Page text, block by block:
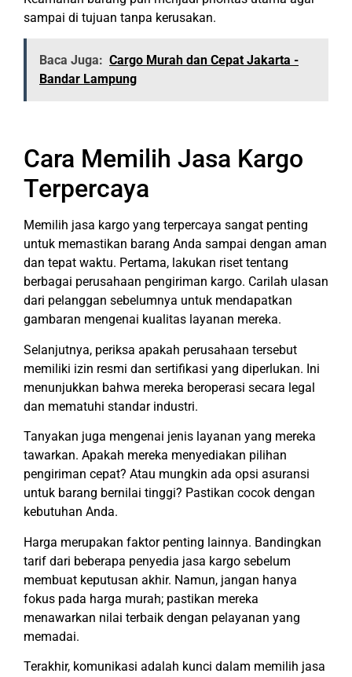
sampai di tujuan tanpa kerusakan.
Baca Juga: Cargo Murah dan Cepat Jakarta -
Bandar Lampung
Cara Memilih Jasa Kargo
Terpercaya
Memilih jasa kargo yang terpercaya sangat penting
untuk memastikan barang Anda sampai dengan aman
dan tepat waktu. Pertama, lakukan riset tentang
berbagai perusahaan pengiriman kargo. Carilah ulasan
dari pelanggan sebelumnya untuk mendapatkan
gambaran mengenai kualitas layanan mereka.
Selanjutnya, periksa apakah perusahaan tersebut
memiliki izin resmi dan sertifikasi yang diperlukan. Ini
menunjukkan bahwa mereka beroperasi secara legal
dan mematuhi standar industri.
Tanyakan juga mengenai jenis layanan yang mereka
tawarkan. Apakah mereka menyediakan pilihan
pengiriman cepat? Atau mungkin ada opsi asuransi
untuk barang bernilai tinggi? Pastikan cocok dengan
kebutuhan Anda.
Harga merupakan faktor penting lainnya. Bandingkan
tarif dari beberapa penyedia jasa kargo sebelum
membuat keputusan akhir. Namun, jangan hanya
fokus pada harga murah; pastikan mereka
menawarkan nilai terbaik dengan pelayanan yang
memadai.
Terakhir, komunikasi adalah kunci dalam memilih jasa